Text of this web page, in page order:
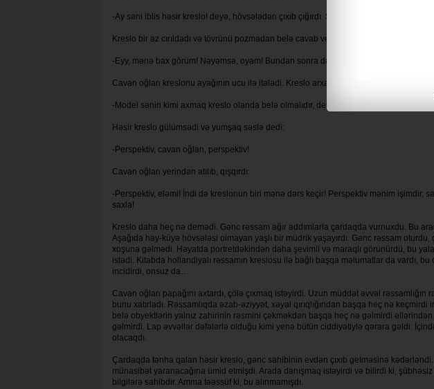
-Ay səni iblis həsir kreslo! deyə, hövsələdən çıxıb çığırdı. Sənin kimi kaprizli heyvanı
Kreslo bir az cırıldadı və tövrünü pozmadan belə cavab verdi:
-Eyy, mənə bax görüm! Nəyəmsə, oyam! Bundan sonra dəyişmək fikirim yoxdur.
Cavan oğlan kreslonu ayağının ucu ilə itələdi. Kreslo arxaya çəkildi. Əvvəlkindən
-Model sənin kimi axmaq kreslo olanda belə olmalıdır, deyə səsini ucaltdı. Əyri-üyrü
Həsir kreslo gülümsədi və yumşaq səslə dedi:
-Perspektiv, cavan oğlan, perspektiv!
Cavan oğlan yerindən atılıb, qışqırdı:
-Perspektiv, eləmi! İndi də kreslonun biri mənə dərs keçir! Perspektiv mənim işimdir,
saxla!
Kreslo daha heç nə demədi. Gənc rəssam ağır addımlarla çardaqda vurnuxdu. Bu
Aşağıda hay-küyə hövsələsi olmayan yaşlı bir müdrik yaşayırdı. Gənc rəssam
xoşuna gəlmədi. Həyatda portretdəkindən daha şevimli və maraqlı görünürdü, bu
istədi. Kitabda hollandiyalı rəssamın kreslosu ilə bağlı başqa məlumatlar da vardı,
incidirdi, onsuz da…
Cavan oğlan papağını axtardı, çölə çıxmaq istəyirdi. Uzun müddət əvvəl
bunu xatırladı. Rəssamlıqda əzab-əziyyət, xəyal qırıqlığından başqa heç nə keçmirdi
belə obyektlərin yalnız zahirinin rəsmini çəkməkdən başqa heç nə gəlmirdi
gəlmirdi. Lap əvvəllər dəfələrlə olduğu kimi yenə bütün ciddiyətiylə qərara gəldi:
olacaqdı.
Çardaqda tənha qalan həsir kreslo, gənc sahibinin evdən çıxıb getməsinə
münasibət yaranacağına ümid etmişdi. Arada danışmaq istəyirdi və bilirdi ki,
bilgilərə sahibdir. Amma təəssüf ki, bu alınmamışdı.